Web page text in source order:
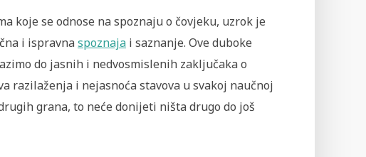
koje se odnose na spoznaju o čovjeku, uzrok je
i ispravnaspoznaja i saznanje. Ove duboke
do jasnih i nedvosmislenih zaključaka o
razilaženja i nejasnoća stavova u svakoj naučnoj
grana, to neće donijeti ništa drugo do još